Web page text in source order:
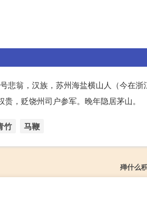
翁，汉族，苏州海盐横山人（今在浙
，贬饶州司户参军。晚年隐居茅山。
竹 马鞭
殚什么